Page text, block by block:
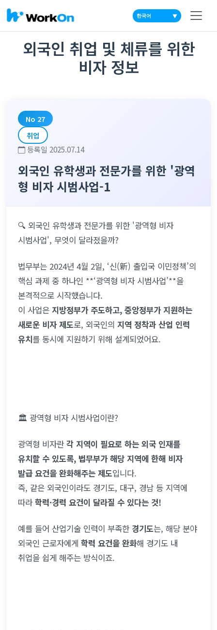
▼
외국인 취업 및 체류를 위한
비자 정보
No 27
취업
등록일 2025.07.14
외국인 유학생과 전문가를 위한 '광역
형 비자 시범사업-1
🔍 외국인 유학생과 전문가를 위한 '광역형 비자
시범사업', 무엇이 달라졌을까?
법무부는 2024년 4월 2일, ‘신(新) 출입국 이민정책’의
핵심 과제 중 하나인 **‘광역형 비자 시범사업’**을
본격적으로 시작했습니다.
이 사업은 지방정부가 주도하고, 중앙정부가 지원하는
새로운 비자 제도로, 외국인의 지역 정착과 산업 인력
유치를 동시에 지원하기 위해 설계되었어요.
🏛 광역형 비자 시범사업이란?
광역형 비자란 각 지역이 필요로 하는 외국 인재를
유치할 수 있도록, 법무부가 해당 지역에 한해 비자
발급 요건을 완화해주는 제도입니다.
즉, 같은 외국인이라도 경기도, 대구, 경남 등 지역에
따라 학력·경력 요건이 달라질 수 있다는 것!
예를 들어 산업기술 인력이 부족한 경기도는, 해당 분야
외국인 근로자에게 학력 요건을 완화해 경기도 내
취업을 쉽게 해주는 방식이죠.